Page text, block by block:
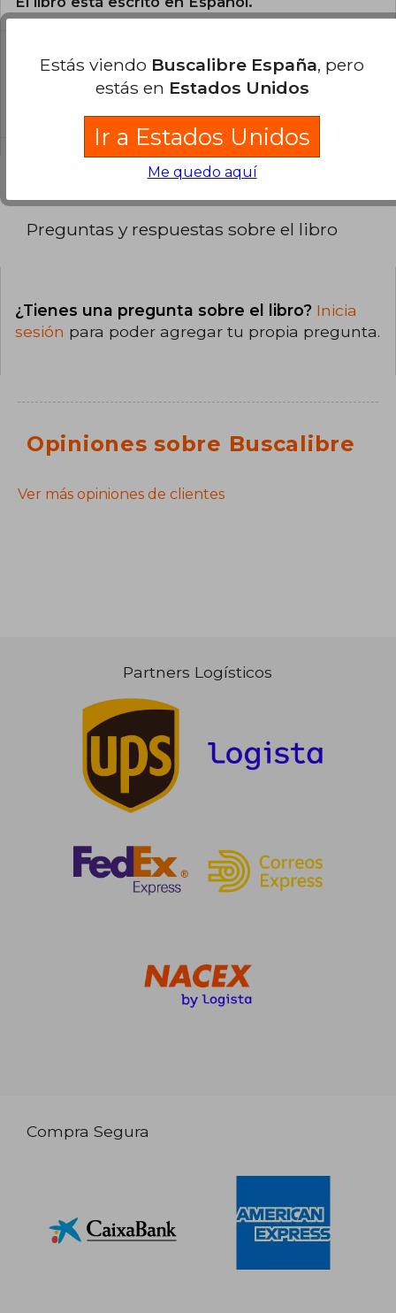
¿Cuál es la encuadernación de este libro?
La encuadernación de esta edición es Tapa
Preguntas y respuestas sobre el libro
¿Tienes una pregunta sobre el libro? Inicia
sesión para poder agregar tu propia pregunta.
Opiniones sobre Buscalibre
Ver más opiniones de clientes
Partners Logísticos
Compra Segura
Estás viendo Buscalibre España, pero
estás en Estados Unidos
Ir a Estados Unidos
Me quedo aquí